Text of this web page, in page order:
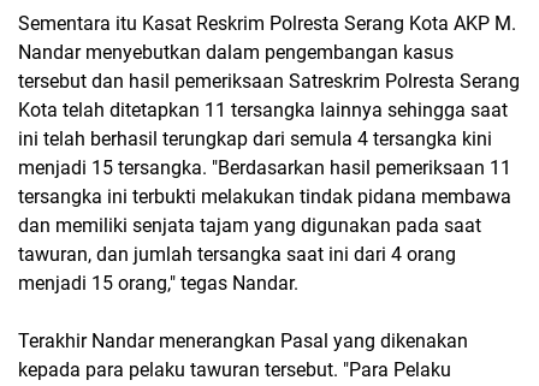
Sementara itu Kasat Reskrim Polresta Serang Kota AKP M.
Nandar menyebutkan dalam pengembangan kasus
tersebut dan hasil pemeriksaan Satreskrim Polresta Serang
Kota telah ditetapkan 11 tersangka lainnya sehingga saat
ini telah berhasil terungkap dari semula 4 tersangka kini
menjadi 15 tersangka. "Berdasarkan hasil pemeriksaan 11
tersangka ini terbukti melakukan tindak pidana membawa
dan memiliki senjata tajam yang digunakan pada saat
tawuran, dan jumlah tersangka saat ini dari 4 orang
menjadi 15 orang," tegas Nandar.
Terakhir Nandar menerangkan Pasal yang dikenakan
kepada para pelaku tawuran tersebut. "Para Pelaku